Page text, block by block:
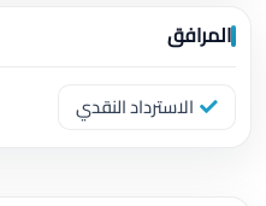
المرافق
الاسترداد النقدي